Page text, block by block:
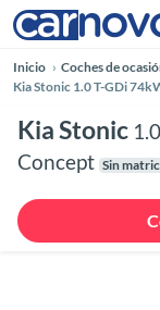
Inicio Coches de
Kia Stonic 1.0 T-GDi
Kia Stonic
Concept Sin